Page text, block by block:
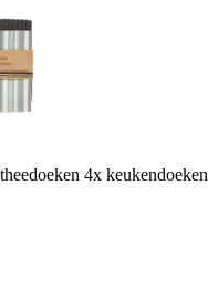
4x keukendoeken